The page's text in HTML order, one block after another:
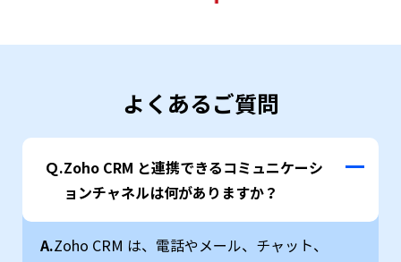
よくあるご質問
Ｑ.Zoho CRM と連携できるコミュニケーシ
ョンチャネルは何がありますか？
A.Zoho CRM は、電話やメール、チャット、